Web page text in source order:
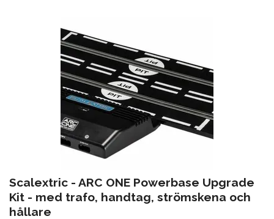
Scalextric - ARC ONE Powerbase Upgrade
Kit - med trafo, handtag, strömskena och
hållare